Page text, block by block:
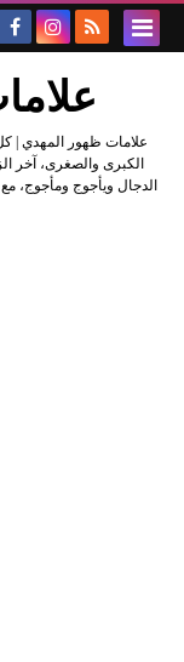
علامات ظهور المهدي |
الكبرى والصغرى، آخر
الدجال ويأجوج ومأجوج،